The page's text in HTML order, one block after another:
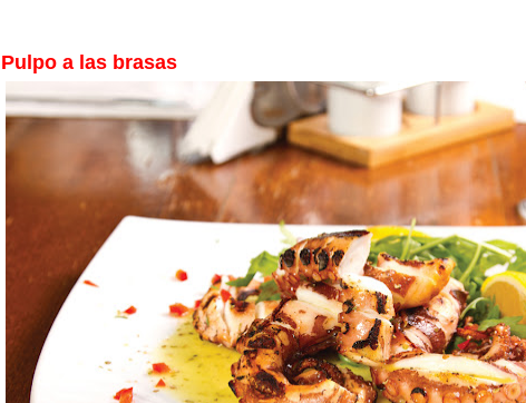
Pulpo a las brasas